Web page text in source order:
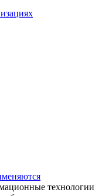
технологии